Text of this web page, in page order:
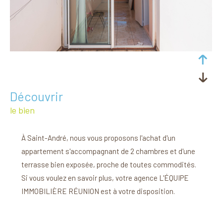
découvrir
le bien
À Saint-André, nous vous proposons l'achat d'un
appartement s'accompagnant de 2 chambres et d'une
terrasse bien exposée, proche de toutes commodités.
Si vous voulez en savoir plus, votre agence L'ÉQUIPE
IMMOBILIÈRE RÉUNION est à votre disposition.